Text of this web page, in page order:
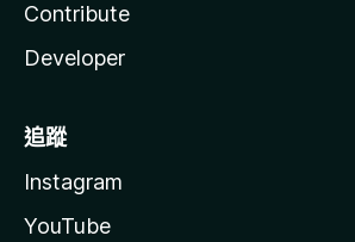
Contribute
Developer
追蹤
Instagram
YouTube